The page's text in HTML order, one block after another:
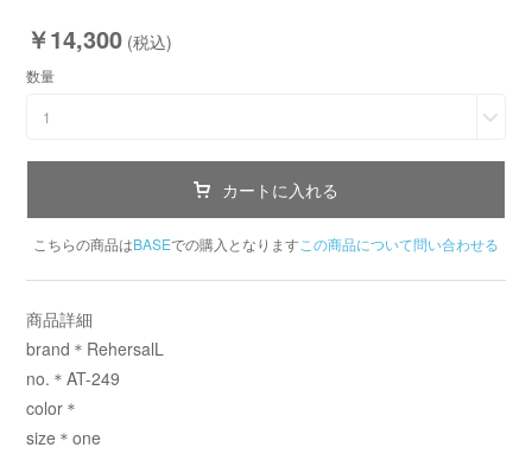
￥14,300 (税込)
数量
1
カートに入れる
こちらの商品はBASEでの購入となります この商品について問い合わせる
商品詳細
brand＊RehersalL
no.＊AT-249
color＊
size＊one